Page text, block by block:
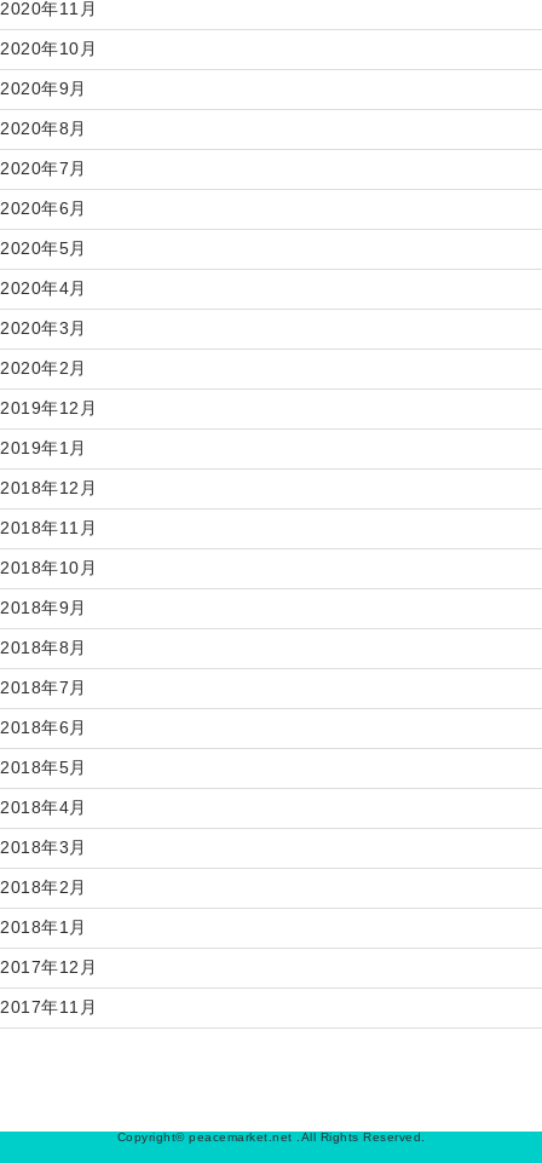
2020年11月
2020年10月
2020年9月
2020年8月
2020年7月
2020年6月
2020年5月
2020年4月
2020年3月
2020年2月
2019年12月
2019年1月
2018年12月
2018年11月
2018年10月
2018年9月
2018年8月
2018年7月
2018年6月
2018年5月
2018年4月
2018年3月
2018年2月
2018年1月
2017年12月
2017年11月
Copyright© peacemarket.net .All Rights Reserved.